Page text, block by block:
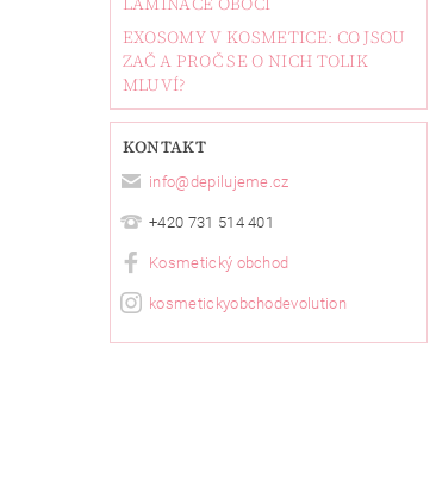
EXOSOMY V KOSMETICE: CO JSOU
ZAČ A PROČ SE O NICH TOLIK
MLUVÍ?
KONTAKT
info@depilujeme.cz
+420 731 514 401
Kosmetický obchod
kosmetickyobchodevolution